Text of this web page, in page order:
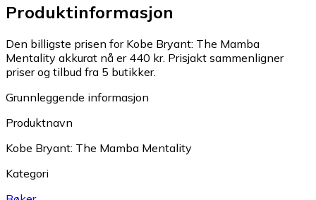
Produktinformasjon
Den billigste prisen for Kobe Bryant: The Mamba
Mentality akkurat nå er 440 kr. Prisjakt sammenligner
priser og tilbud fra 5 butikker.
Grunnleggende informasjon
Produktnavn
Kobe Bryant: The Mamba Mentality
Kategori